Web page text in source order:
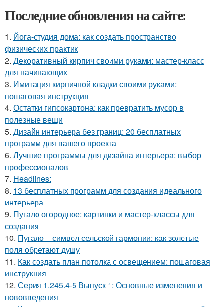
Последние обновления на сайте:
1. Йога-студия дома: как создать пространство
физических практик
2. Декоративный кирпич своими руками: мастер-класс
для начинающих
3. Имитация кирпичной кладки своими руками:
пошаговая инструкция
4. Остатки гипсокартона: как превратить мусор в
полезные вещи
5. Дизайн интерьера без границ: 20 бесплатных
программ для вашего проекта
6. Лучшие программы для дизайна интерьера: выбор
профессионалов
7. Headlines:
8. 13 бесплатных программ для создания идеального
интерьера
9. Пугало огородное: картинки и мастер-классы для
создания
10. Пугало – символ сельской гармонии: как золотые
поля обретают душу
11. Как создать план потолка с освещением: пошаговая
инструкция
12. Серия 1.245.4-5 Выпуск 1: Основные изменения и
нововведения